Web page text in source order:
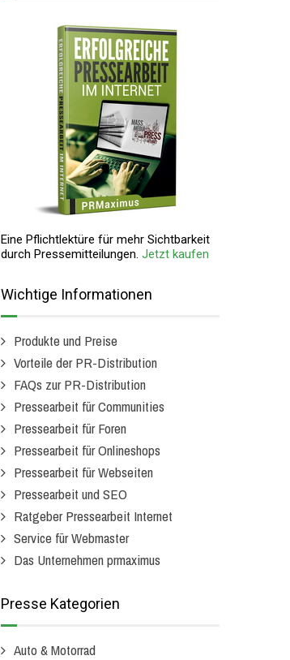
Eine Pflichtlektüre für mehr Sichtbarkeit
durch Pressemitteilungen. Jetzt kaufen
Wichtige Informationen
Produkte und Preise
Vorteile der PR-Distribution
FAQs zur PR-Distribution
Pressearbeit für Communities
Pressearbeit für Foren
Pressearbeit für Onlineshops
Pressearbeit für Webseiten
Pressearbeit und SEO
Ratgeber Pressearbeit Internet
Service für Webmaster
Das Unternehmen prmaximus
Presse Kategorien
Auto & Motorrad